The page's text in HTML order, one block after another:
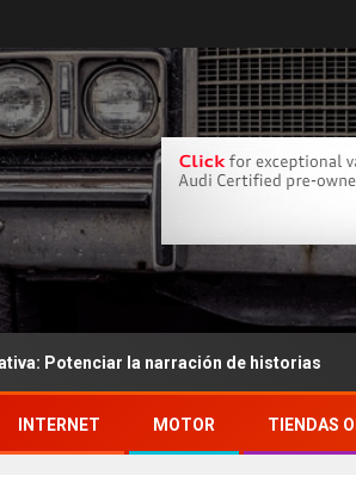
la narración de historias
INTERNET MOTOR TIENDAS